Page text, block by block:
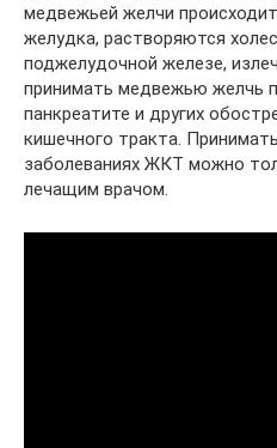
медвежьей желчи
желудка, растворяются
поджелудочной железе,
принимать медвежью желчь
панкреатите и других
кишечного тракта.
заболеваниях ЖКТ можно
лечащим врачом.